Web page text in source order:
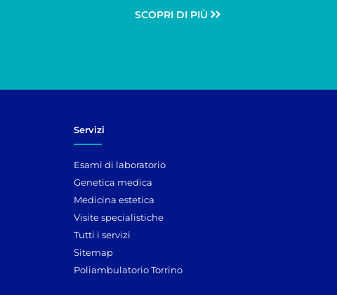
SCOPRI DI PIÙ
Servizi
Esami di laboratorio
Genetica medica
Medicina estetica
Visite specialistiche
Tutti i servizi
Sitemap
Poliambulatorio Torrino